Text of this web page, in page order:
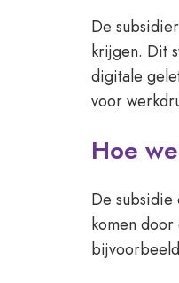
De
krijgen. Dit
digitale
voor
Hoe
De
komen